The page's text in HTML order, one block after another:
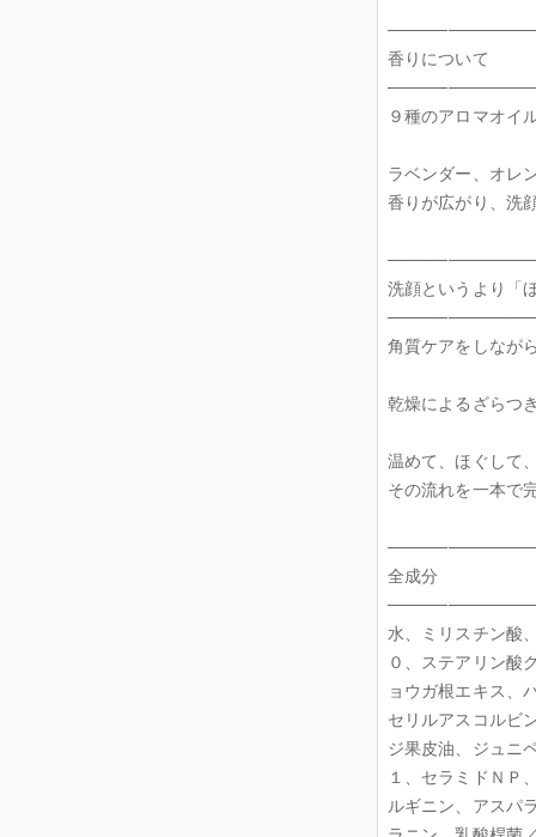
香りについて
９種のアロマオイ
ラベンダー、オレ
香りが広がり、洗
洗顔というより「
角質ケアをしなが
乾燥によるざらつ
温めて、ほぐして
その流れを一本で
全成分
水、ミリスチン酸
０、ステアリン酸
ョウガ根エキス、
セリルアスコルビ
ジ果皮油、ジュニ
１、セラミドＮＰ
ルギニン、アスパ